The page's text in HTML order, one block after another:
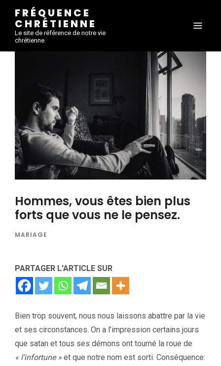
FRÉQUENCE
CHRÉTIENNE
Le site de référence de notre vie
chrétienne
Hommes, vous êtes bien plus
forts que vous ne le pensez.
MARIAGE
PARTAGER L'ARTICLE SUR
Bien trop souvent, nous nous laissons abattre par la vie
et ses circonstances. On a l’impression certains jours
que satan et tous ses démons ont tourné la roue de
« l’infortune » et que notre nom est sorti. Conséquence: